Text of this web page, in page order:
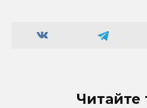
Читайте